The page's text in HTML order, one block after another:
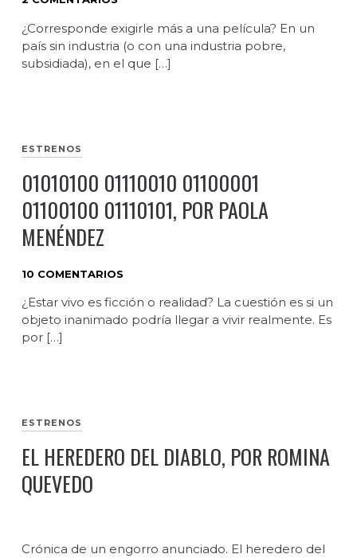
¿Corresponde exigirle más a una película? En un
país sin industria (o con una industria pobre,
subsidiada), en el que […]
ESTRENOS
01010100 01110010 01100001
01100100 01110101, POR PAOLA
MENÉNDEZ
10 COMENTARIOS
¿Estar vivo es ficción o realidad? La cuestión es si un
objeto inanimado podría llegar a vivir realmente. Es
por […]
ESTRENOS
EL HEREDERO DEL DIABLO, POR ROMINA
QUEVEDO
Crónica de un engorro anunciado. El heredero del